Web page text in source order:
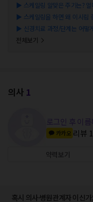
▶ 스케일링 알맞은 주기는?
▶ 스케일링을 하면 왜 이시림
▶ 신경치료 과정/단계는 어떻
전체보기
의사 1
로그인 후 이
카카오 리뷰 1
약력보기
혹시 의사·병원관계자 이신